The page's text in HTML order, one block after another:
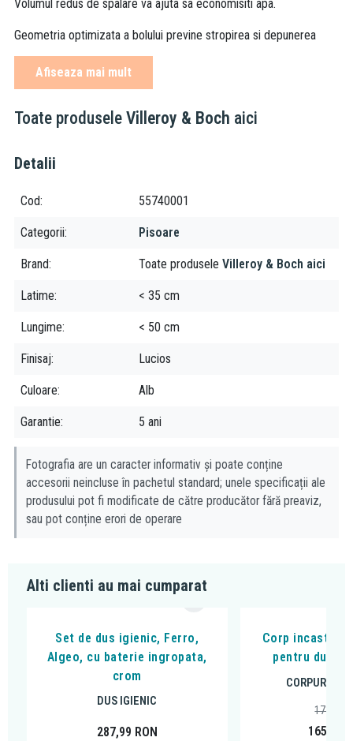
Volumul redus de spalare va ajuta sa economisiti apa.
Geometria optimizata a bolului previne stropirea si depunerea
calcarului.
alimentare apa ascunsa
culoare: alb alpin
finisaj lucios
dimensiunea
volum spalare 1 l
previne pulverizarea pentru o igiena optima
Compatibilitate:
rama de montaj recomandata
Afiseaza mai mult
Toate produsele Villeroy & Boch aici
Detalii
Cod 55740001
Categorii Pisoare
Brand Toate produsele Villeroy & Boch aici
Latime < 35 cm
Lungime < 50 cm
Finisaj Lucios
Culoare Alb
Garantie 5 ani
Fotografia are un caracter informativ și poate conține
accesorii neincluse în pachetul standard; unele specificații ale
produsului pot fi modificate de către producător fără preaviz,
sau pot conține erori de operare
Alti clienti au mai cumparat
Set de dus igienic, Ferro,
Algeo, cu baterie ingropata,
crom
DUS IGIENIC
287,99 RON
Corp incastrat,
pentru
CORPURI
165,00
171,21